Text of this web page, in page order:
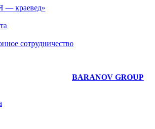
— краевед»
сотрудничество
BARANOV GROUP